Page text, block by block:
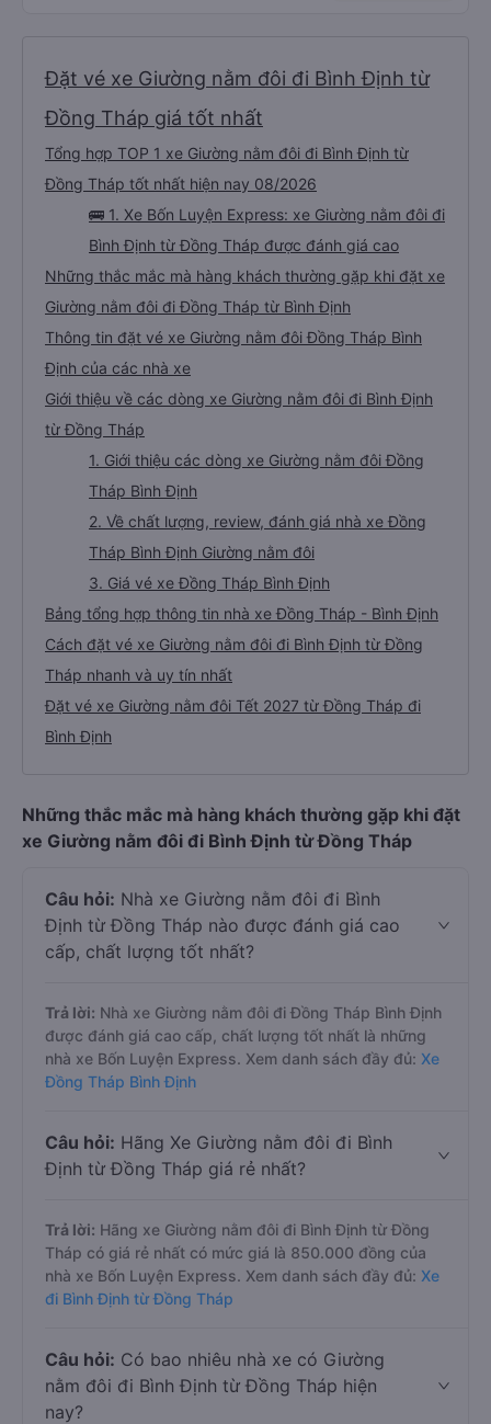
Đặt vé xe Giường nằm đôi đi Bình Định từ
Đồng Tháp giá tốt nhất
Tổng hợp TOP 1 xe Giường nằm đôi đi Bình Định từ
Đồng Tháp tốt nhất hiện nay 08/2026
🚌 1. Xe Bốn Luyện Express: xe Giường nằm đôi đi
Bình Định từ Đồng Tháp được đánh giá cao
Những thắc mắc mà hàng khách thường gặp khi đặt xe
Giường nằm đôi đi Đồng Tháp từ Bình Định
Thông tin đặt vé xe Giường nằm đôi Đồng Tháp Bình
Định của các nhà xe
Giới thiệu về các dòng xe Giường nằm đôi đi Bình Định
từ Đồng Tháp
1. Giới thiệu các dòng xe Giường nằm đôi Đồng
Tháp Bình Định
2. Về chất lượng, review, đánh giá nhà xe Đồng
Tháp Bình Định Giường nằm đôi
3. Giá vé xe Đồng Tháp Bình Định
Bảng tổng hợp thông tin nhà xe Đồng Tháp - Bình Định
Cách đặt vé xe Giường nằm đôi đi Bình Định từ Đồng
Tháp nhanh và uy tín nhất
Đặt vé xe Giường nằm đôi Tết 2027 từ Đồng Tháp đi
Bình Định
Những thắc mắc mà hàng khách thường gặp khi đặt
xe Giường nằm đôi đi Bình Định từ Đồng Tháp
Câu hỏi: Nhà xe Giường nằm đôi đi Bình
Định từ Đồng Tháp nào được đánh giá cao
cấp, chất lượng tốt nhất?
Trả lời: Nhà xe Giường nằm đôi đi Đồng Tháp Bình Định
được đánh giá cao cấp, chất lượng tốt nhất là những
nhà xe Bốn Luyện Express. Xem danh sách đầy đủ: Xe
Đồng Tháp Bình Định
Câu hỏi: Hãng Xe Giường nằm đôi đi Bình
Định từ Đồng Tháp giá rẻ nhất?
Trả lời: Hãng xe Giường nằm đôi đi Bình Định từ Đồng
Tháp có giá rẻ nhất có mức giá là 850.000 đồng của
nhà xe Bốn Luyện Express. Xem danh sách đầy đủ: Xe
đi Bình Định từ Đồng Tháp
Câu hỏi: Có bao nhiêu nhà xe có Giường
nằm đôi đi Bình Định từ Đồng Tháp hiện
nay?